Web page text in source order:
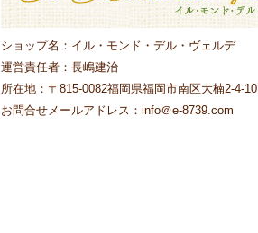
ショップ名：イル・モンド・デル・ヴェルデ
運営責任者：長嶋建治
所在地：〒815-0082福岡県福岡市南区大楠2-4-10
お問合せメールアドレス：info＠e-8739.com